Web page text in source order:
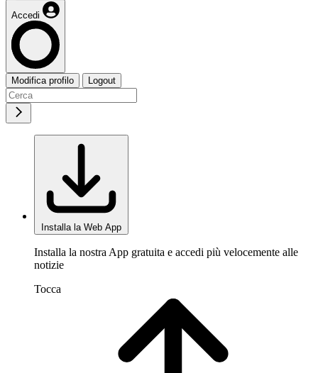
Accedi
Modifica profilo Logout
Installa la Web App
Installa la nostra App gratuita e accedi più velocemente alle
notizie
Tocca